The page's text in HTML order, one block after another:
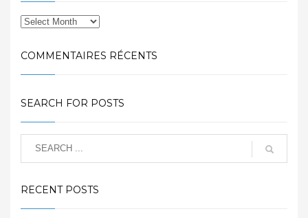
COMMENTAIRES RÉCENTS
SEARCH FOR POSTS
RECENT POSTS